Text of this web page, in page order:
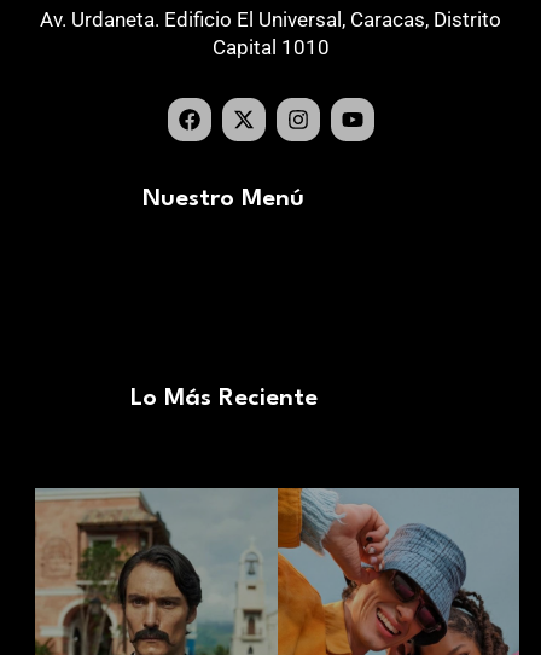
Av. Urdaneta. Edificio El Universal, Caracas, Distrito
Capital 1010
Nuestro Menú
Lo Más Reciente